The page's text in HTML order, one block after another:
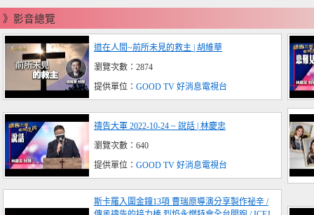
》影音總覽
道在人間~前所未見的救主 | 胡維華
瀏覽次數：2874
提供單位： GOOD TV 好消息電視台
禱告大軍 2022-10-24 ~ 說話 | 林慶忠
瀏覽次數：640
提供單位： GOOD TV 好消息電視台
斯卡羅入圍金鐘13項 曹瑞原導演分享製作祕辛 /